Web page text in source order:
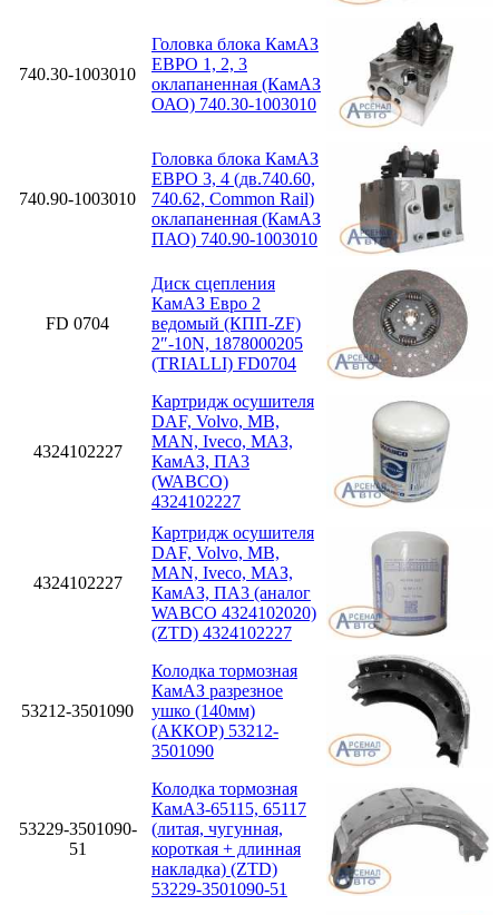
740.30-1003010
Головка блока КамАЗ
ЕВРО 1, 2, 3
оклапаненная (КамАЗ
ОАО) 740.30-1003010
740.90-1003010
Головка блока КамАЗ
ЕВРО 3, 4 (дв.740.60,
740.62, Common Rail)
оклапаненная (КамАЗ
ПАО) 740.90-1003010
FD 0704
Диск сцепления
КамАЗ Евро 2
ведомый (КПП-ZF)
2″-10N, 1878000205
(TRIALLI) FD0704
4324102227
Картридж осушителя
DAF, Volvo, MB,
MAN, Iveco, МАЗ,
КамАЗ, ПА3
(WABCO)
4324102227
4324102227
Картридж осушителя
DAF, Volvo, MB,
MAN, Iveco, МАЗ,
КамАЗ, ПА3 (аналог
WABCO 4324102020)
(ZTD) 4324102227
53212-3501090
Колодка тормозная
КамАЗ разрезное
ушко (140мм)
(АККОР) 53212-
3501090
53229-3501090-
51
Колодка тормозная
КамАЗ-65115, 65117
(литая, чугунная,
короткая + длинная
накладка) (ZTD)
53229-3501090-51